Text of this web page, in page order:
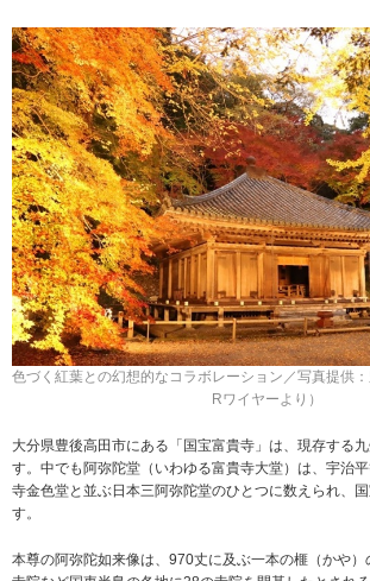
色づく紅葉との幻想的なコラボレーション／写真提供
Rワイヤーより）
大分県豊後高田市にある「国宝富貴寺」は、現存する
す。中でも阿弥陀堂（いわゆる富貴寺大堂）は、宇治
寺金色堂と並ぶ日本三阿弥陀堂のひとつに数えられ、
す。
本尊の阿弥陀如来像は、970丈に及ぶ一本の榧（かや）